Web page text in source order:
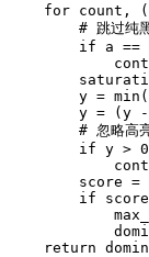
for count,
# 跳过纯
if a ==
y =
y = (y
# 忽略高
if y >
score =
if
return